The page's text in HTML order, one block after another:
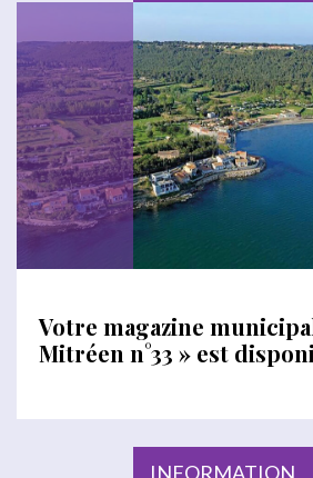
Votre magazine
Mitréen n°33 » est
INFORMATION